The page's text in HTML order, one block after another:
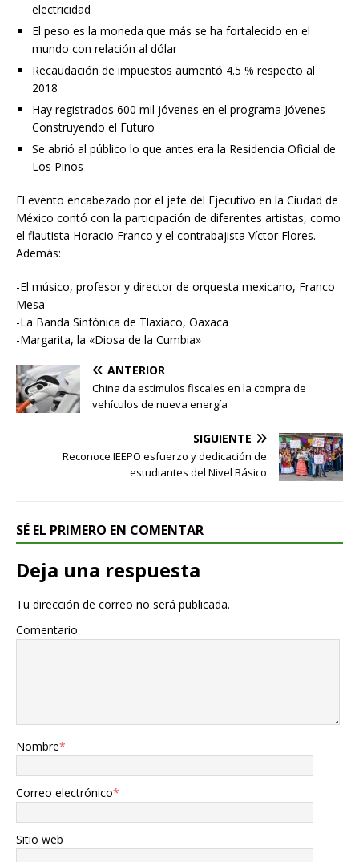
electricidad
El peso es la moneda que más se ha fortalecido en el
mundo con relación al dólar
Recaudación de impuestos aumentó 4.5 % respecto al
2018
Hay registrados 600 mil jóvenes en el programa Jóvenes
Construyendo el Futuro
Se abrió al público lo que antes era la Residencia Oficial de
Los Pinos
El evento encabezado por el jefe del Ejecutivo en la Ciudad de
México contó con la participación de diferentes artistas, como
el flautista Horacio Franco y el contrabajista Víctor Flores.
Además:
-El músico, profesor y director de orquesta mexicano, Franco
Mesa
-La Banda Sinfónica de Tlaxiaco, Oaxaca
-Margarita, la «Diosa de la Cumbia»
ANTERIOR
China da estímulos fiscales en la compra de
vehículos de nueva energía
SIGUIENTE
Reconoce IEEPO esfuerzo y dedicación de
estudiantes del Nivel Básico
SÉ EL PRIMERO EN COMENTAR
Deja una respuesta
Tu dirección de correo no será publicada.
Comentario
Nombre*
Correo electrónico*
Sitio web